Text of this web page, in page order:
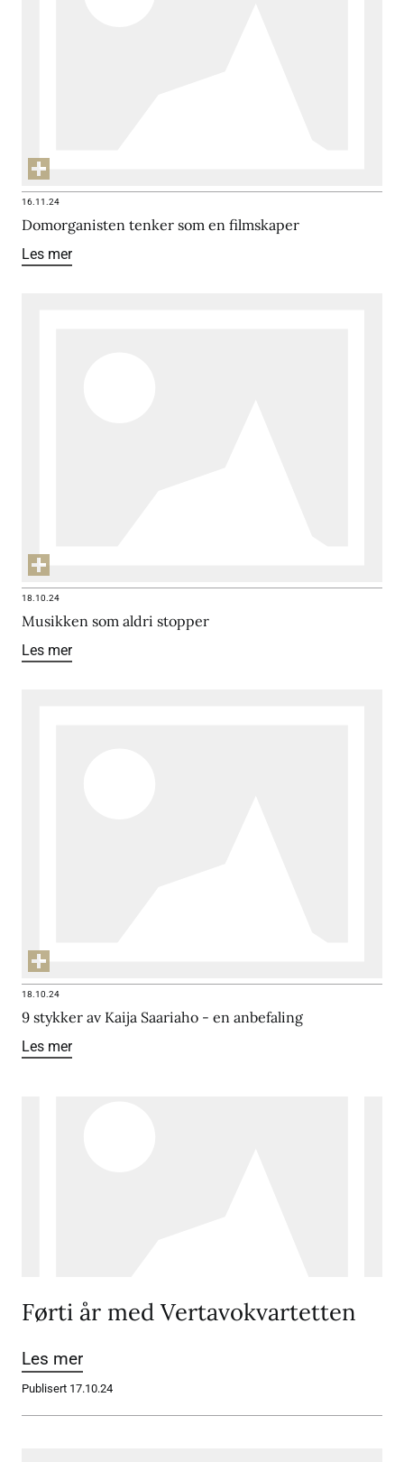
16.11.24
Domorganisten tenker som en filmskaper
Les mer
18.10.24
Musikken som aldri stopper
Les mer
18.10.24
9 stykker av Kaija Saariaho - en anbefaling
Les mer
Førti år med Vertavokvartetten
Les mer
Publisert 17.10.24